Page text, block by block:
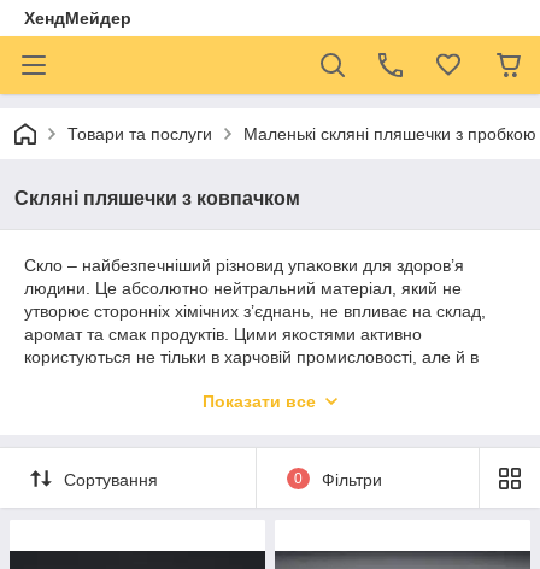
ХендМейдер
Товари та послуги Маленькі скляні пляшечки з пробкою
Скляні пляшечки з ковпачком
Скло – найбезпечніший різновид упаковки для здоров’я
людини. Це абсолютно нейтральний матеріал, який не
утворює сторонніх хімічних з’єднань, не впливає на склад,
аромат та смак продуктів. Цими якостями активно
користуються не тільки в харчовій промисловості, але й в
Нейтральність скла знайшло широке використання для
матеріал стійкий до впливу більшості розчинників, тому його
широко використовують для зберігання лікарських суспензій.
Показати все
Сортування 0 Фільтри